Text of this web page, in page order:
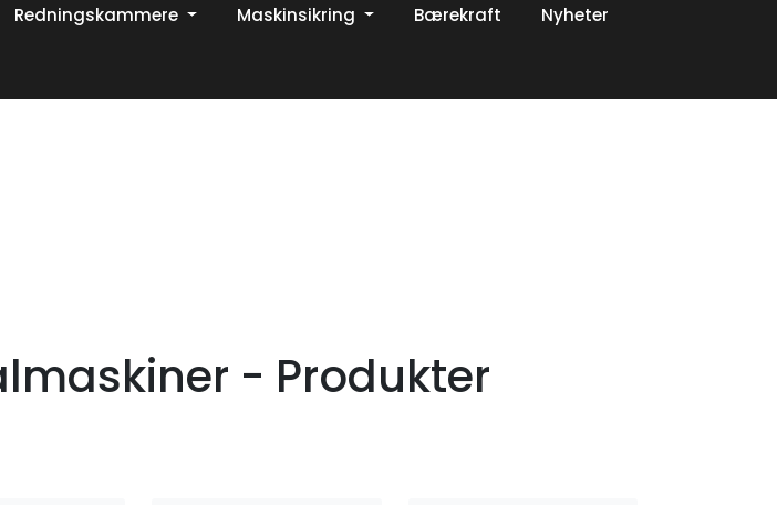
og sikkerhetsløsninger!
Redningskammere Maskinsikring Bærekraft Nyheter
- Produkter